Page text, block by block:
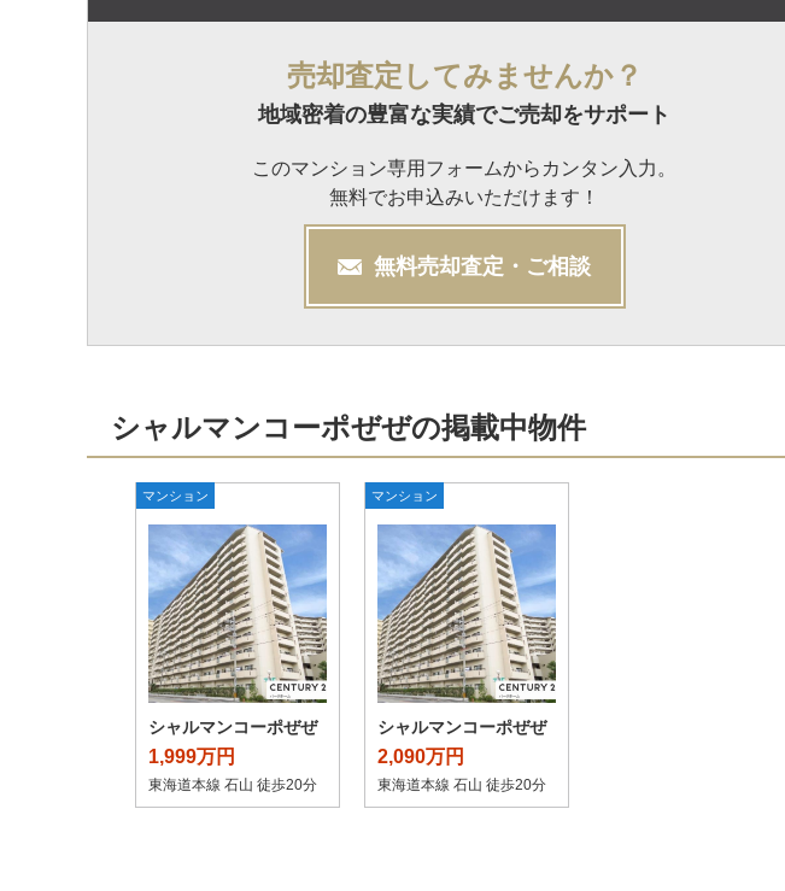
売却査定してみませんか？
地域密着の豊富な実績でご売却をサポート
このマンション専用フォームからカンタン入力。
無料でお申込みいただけます！
無料売却査定・ご相談
シャルマンコーポぜぜの掲載中物件
マンション
シャルマンコーポぜぜ
1,999万円
東海道本線 石山 徒歩20分
マンション
シャルマンコーポぜぜ
2,090万円
東海道本線 石山 徒歩20分